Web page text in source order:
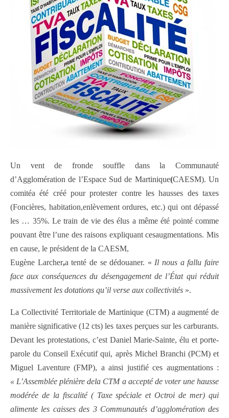
Un vent de fronde souffle dans la Communauté
d’Agglomération de l’Espace Sud de Martinique(CAESM). Un
comitéa été créé pour protester contre les hausses des taxes
(Foncières, habitation,enlèvement ordures, etc.) qui ont dépassé
les … 35%. Le train de vie des élus a même été pointé comme
pouvant être l’une des raisons expliquant cesaugmentations. Mis
en cause, le président de la CAESM,
Eugène Larcher,a tenté de se dédouaner. « Il nous a fallu faire
face aux conséquences du désengagement de l’État qui réduit
massivement les dotations qu’il verse aux collectivités ».
La Collectivité Territoriale de Martinique (CTM) a augmenté de
manière significative (12 cts) les taxes perçues sur les carburants.
Devant les protestations, c’est Daniel Marie-Sainte, élu et porte-
parole du Conseil Exécutif qui, après Michel Branchi (PCM) et
Miguel Laventure (FMP), a ainsi justifié ces augmentations :
« L’Assemblée plénière dela CTM a accepté de voter une hausse
modérée de la fiscalité ( Taxe spéciale et Octroi de mer) qui
alimente les caisses des 3 Communautés d’agglomération des